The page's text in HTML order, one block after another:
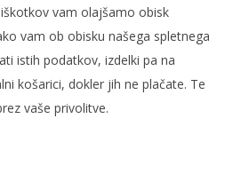
vam olajšamo obisk
vam ob obisku našega spletnega
istih podatkov, izdelki pa na
košarici, dokler jih ne plačate. Te
vaše privolitve.